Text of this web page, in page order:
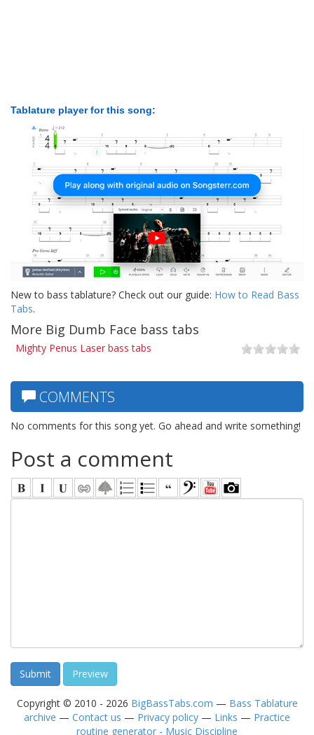
Tablature player for this song:
New to bass tablature? Check out our guide: How to Read Bass
Tabs.
More Big Dumb Face bass tabs
Mighty Penus Laser bass tabs
COMMENTS
No comments for this song yet. Go ahead and write something!
Post a comment
Copyright © 2010 - 2026 BigBassTabs.com — Bass Tablature
archive — Contact us — Privacy policy — Links — Practice
routine generator - Music Discipline